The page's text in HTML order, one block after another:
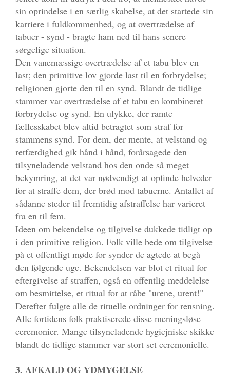
sin oprindelse i en særlig skabelse, at det startede sin
karriere i fuldkommenhed, og at overtrædelse af
tabuer - synd - bragte ham ned til hans senere
sørgelige situation.
Den vanemæssige overtrædelse af et tabu blev en
last; den primitive lov gjorde last til en forbrydelse;
religionen gjorte den til en synd. Blandt de tidlige
stammer var overtrædelse af et tabu en kombineret
forbrydelse og synd. En ulykke, der ramte
fællesskabet blev altid betragtet som straf for
stammens synd. For dem, der mente, at velstand og
retfærdighed gik hånd i hånd, forårsagede den
tilsyneladende velstand hos den onde så meget
bekymring, at det var nødvendigt at opfinde helveder
for at straffe dem, der brød mod tabuerne. Antallet af
sådanne steder til fremtidig afstraffelse har varieret
fra en til fem.
Ideen om bekendelse og tilgivelse dukkede tidligt op
i den primitive religion. Folk ville bede om tilgivelse
på et offentligt møde for synder de agtede at begå
den følgende uge. Bekendelsen var blot et ritual for
eftergivelse af straffen, også en offentlig meddelelse
om besmittelse, et ritual for at råbe "urene, urent!"
Derefter fulgte alle de rituelle ordninger for rensning.
Alle fortidens folk praktiserede disse meningsløse
ceremonier. Mange tilsyneladende hygiejniske skikke
blandt de tidlige stammer var stort set ceremonielle.
3. AFKALD OG YDMYGELSE